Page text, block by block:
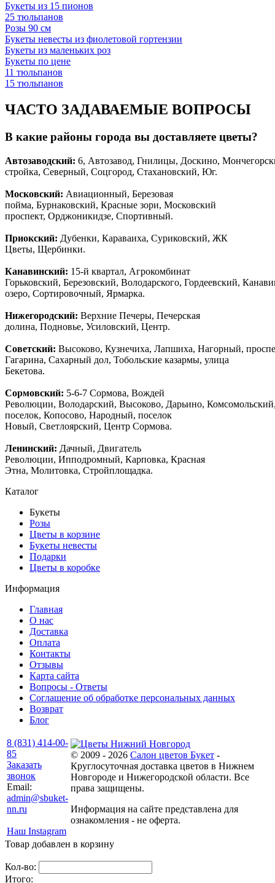
Букеты из 15 пионов
25 тюльпанов
Розы 90 см
Букеты невесты из фиолетовой гортензии
Букеты из маленьких роз
Букеты по цене
11 тюльпанов
15 тюльпанов
ЧАСТО ЗАДАВАЕМЫЕ ВОПРОСЫ
В какие районы города вы доставляете цветы?
Автозаводский: 6, Автозавод, Гнилицы, Доскино,
стройка, Северный, Соцгород, Стахановский, Юг.
Московский: Авиационный, Березовая
пойма, Бурнаковский, Красные зори, Московский
проспект, Орджоникидзе, Спортивный.
Приокский: Дубенки, Караваиха, Суриковский, ЖК
Цветы, Щербинки.
Канавинский: 15-й квартал, Агрокомбинат
Горьковский, Березовский, Володарского, Гордеевский,
озеро, Сортировочный, Ярмарка.
Нижегородский: Верхние Печеры, Печерская
долина, Подновье, Усиловский, Центр.
Советский: Высоково, Кузнечиха, Лапшиха, Нагорный,
Гагарина, Сахарный дол, Тобольские казармы, улица
Бекетова.
Сормовский: 5-6-7 Сормова, Вождей
Революции, Володарский, Высоково, Дарьино,
поселок, Копосово, Народный, поселок
Новый, Светлоярский, Центр Сормова.
Ленинский: Дачный, Двигатель
Революции, Ипподромный, Карповка, Красная
Этна, Молитовка, Стройплощадка.
Каталог
Букеты
Розы
Цветы в корзине
Букеты невесты
Подарки
Цветы в коробке
Информация
Главная
О нас
Доставка
Оплата
Контакты
Отзывы
Карта сайта
Вопросы - Ответы
Соглашение об обработке персональных данных
Возврат
Блог
8 (831) 414-00-
85
Заказать
звонок
Email:
admin@sbuket-
nn.ru
Наш Instagram
© 2009 - 2026 Салон цветов Букет -
Круглосуточная доставка цветов в Нижнем
Новгороде и Нижегородской области. Все
права защищены.
Информация на сайте представлена для
ознакомления - не оферта.
Товар добавлен в корзину
Кол-во:
Итого: